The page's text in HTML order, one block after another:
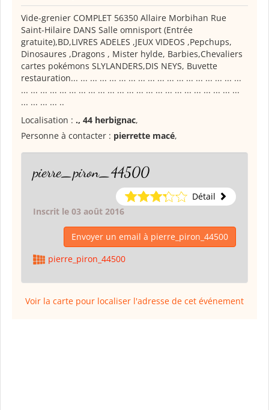
Vide-grenier COMPLET 56350 Allaire Morbihan Rue
Saint-Hilaire DANS Salle omnisport (Entrée
gratuite),BD,LIVRES ADELES ,JEUX VIDEOS ,Pepchups,
Dinosaures ,Dragons , Mister hylde, Barbies,Chevaliers
cartes pokémons SLYLANDERS,DIS NEYS, Buvette
restauration... ... ... ... ... ... ... ... ... ... ... ... ... ... ... ... ... ...
... ... ... ... ... ... ... ... ... ... ... ... ... ... ... ... ... ... ... ... ... ... ...
... ... ... ... ..
Localisation : ., 44 herbignac,
Personne à contacter : pierrette macé,
pierre_piron_44500
Détail
Inscrit le 03 août 2016
Envoyer un email à pierre_piron_44500
pierre_piron_44500
Voir la carte pour localiser l'adresse de cet événement